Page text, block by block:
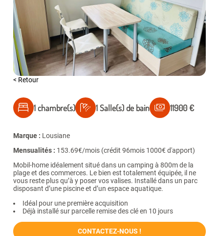
< Retour
1 chambre(s) 1 Salle(s) de bain 11900 €
Marque : Lousiane
Mensualités : 153.69€/mois (crédit 96mois 1000€ d'apport)
Mobil-home idéalement situé dans un camping à 800m de la
plage et des commerces. Le bien est totalement équipée, il ne
vous reste plus qu’à y poser vos valises. Installé dans un parc
disposant d’une piscine et d’un espace aquatique.
Idéal pour une première acquisition
Déjà installé sur parcelle remise des clé en 10 jours
CONTACTEZ-NOUS !